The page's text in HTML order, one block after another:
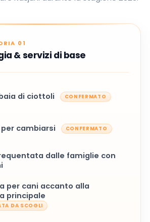
01
& servizi di base
di ciottoli CONFERMATO
cambiarsi CONFERMATO
dalle famiglie con
per cani accanto alla
principale
DA SCOGLI